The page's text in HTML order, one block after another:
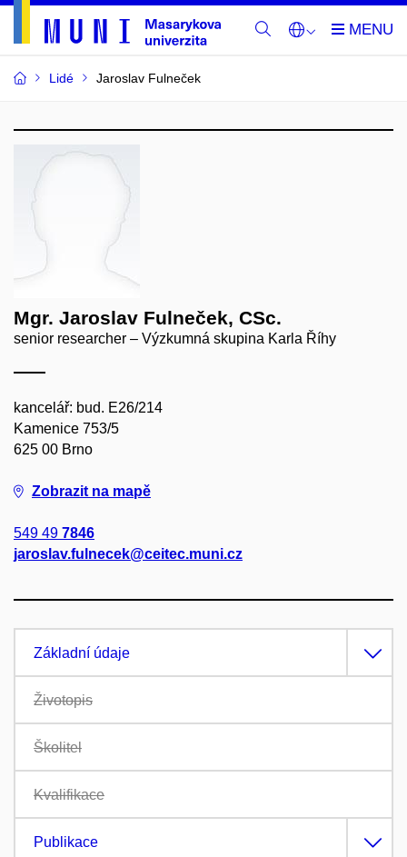
Lidé Jaroslav Fulneček
Mgr. Jaroslav Fulneček, CSc.
senior researcher – Výzkumná skupina Karla Říhy
kancelář: bud. E26/214
Kamenice 753/5
625 00 Brno
Zobrazit na mapě
549 49 7846
jaroslav.fulnecek@ceitec.muni.cz
Základní údaje
Životopis
Školitel
Kvalifikace
Publikace